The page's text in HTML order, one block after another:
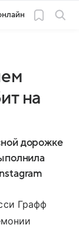
на
дорожке
Графф